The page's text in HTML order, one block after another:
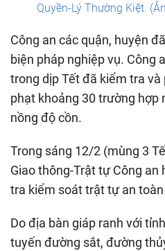
Quyền-Lý Thường Kiệt.
Công an các quận, huyện
biện pháp nghiệp vụ. Công
trong dịp Tết đã kiểm tra
phạt khoảng 30 trường hợp
nồng độ cồn.
Trong sáng 12/2 (mùng 3
Giao thông-Trật tự Công an
tra kiểm soát trật tự an
Do địa bàn giáp ranh với
tuyến đường sắt, đường